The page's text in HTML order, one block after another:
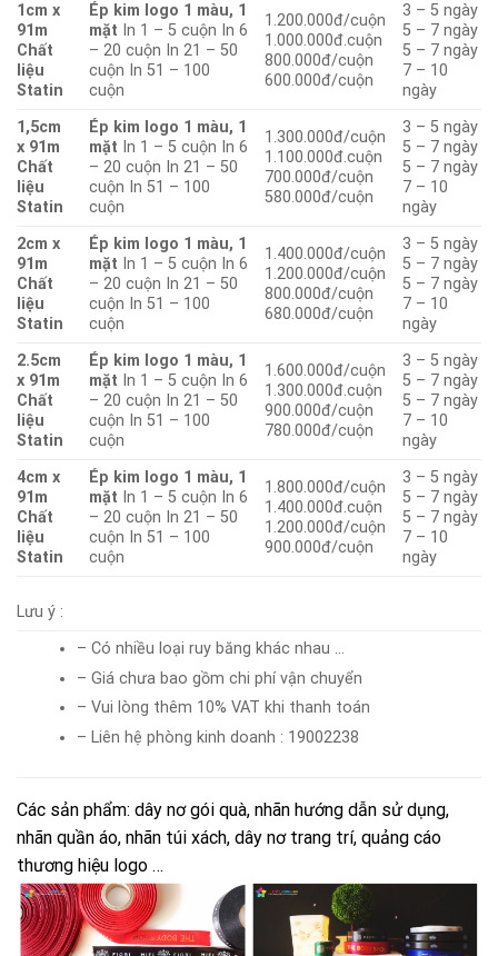
1cm x
91m
Chất
liệu
Statin
Ép kim logo 1 màu, 1
mặt In 1 – 5 cuộn In 6
– 20 cuộn In 21 – 50
cuộn In 51 – 100
cuộn
1.200.000đ/cuộn
1.000.000đ.cuộn
800.000đ/cuộn
600.000đ/cuộn
3 – 5 ngày
5 – 7 ngày
5 – 7 ngày
7 – 10
ngày
1,5cm
x 91m
Chất
liệu
Statin
Ép kim logo 1 màu, 1
mặt In 1 – 5 cuộn In 6
– 20 cuộn In 21 – 50
cuộn In 51 – 100
cuộn
1.300.000đ/cuộn
1.100.000đ.cuộn
700.000đ/cuộn
580.000đ/cuộn
3 – 5 ngày
5 – 7 ngày
5 – 7 ngày
7 – 10
ngày
2cm x
91m
Chất
liệu
Statin
Ép kim logo 1 màu, 1
mặt In 1 – 5 cuộn In 6
– 20 cuộn In 21 – 50
cuộn In 51 – 100
cuộn
1.400.000đ/cuộn
1.200.000đ/cuộn
800.000đ/cuộn
680.000đ/cuộn
3 – 5 ngày
5 – 7 ngày
5 – 7 ngày
7 – 10
ngày
2.5cm
x 91m
Chất
liệu
Statin
Ép kim logo 1 màu, 1
mặt In 1 – 5 cuộn In 6
– 20 cuộn In 21 – 50
cuộn In 51 – 100
cuộn
1.600.000đ/cuộn
1.300.000đ.cuộn
900.000đ/cuộn
780.000đ/cuộn
3 – 5 ngày
5 – 7 ngày
5 – 7 ngày
7 – 10
ngày
4cm x
91m
Chất
liệu
Statin
Ép kim logo 1 màu, 1
mặt In 1 – 5 cuộn In 6
– 20 cuộn In 21 – 50
cuộn In 51 – 100
cuộn
1.800.000đ/cuộn
1.400.000đ.cuộn
1.200.000đ/cuộn
900.000đ/cuộn
3 – 5 ngày
5 – 7 ngày
5 – 7 ngày
7 – 10
ngày
Lưu ý :
– Có nhiều loại ruy băng khác nhau …
– Giá chưa bao gồm chi phí vận chuyển
– Vui lòng thêm 10% VAT khi thanh toán
– Liên hệ phòng kinh doanh : 19002238
Các sản phẩm: dây nơ gói quà, nhãn hướng dẫn sử dụng,
nhãn quần áo, nhãn túi xách, dây nơ trang trí, quảng cáo
thương hiệu logo …